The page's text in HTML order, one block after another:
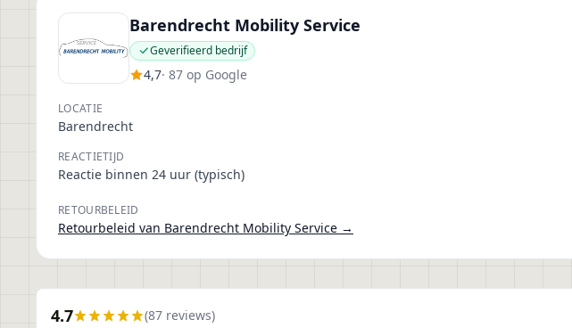
Barendrecht Mobility Service
Geverifieerd bedrijf
4,7· 87 op Google
LOCATIE
Barendrecht
REACTIETIJD
Reactie binnen 24 uur (typisch)
RETOURBELEID
Retourbeleid van Barendrecht Mobility Service →
4.7 (87 reviews)